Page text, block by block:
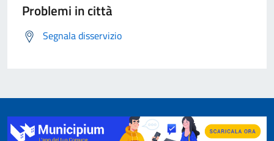
Problemi in città
Segnala disservizio